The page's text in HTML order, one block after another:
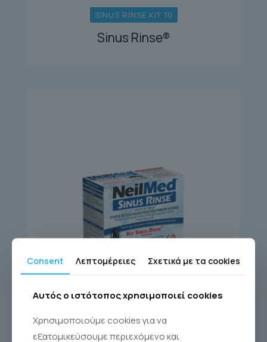
SINUS RINSE KIT 10
Sinus Rinse®
Sinus Rinse®
Consent Λεπτομέρειες Σχετικά με τα cookies
Αυτός ο ιστότοπος χρησιμοποιεί cookies
Χρησιμοποιούμε cookies για να
εξατομικεύσουμε περιεχόμενο και